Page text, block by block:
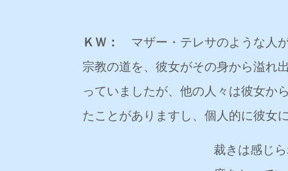
ＫＷ：
マザー・テレサのような人
宗教の道を、彼女がその身から溢れ
っていましたが、他の人々は彼女か
たことがありますし、個人的に彼女
裁きは感じ